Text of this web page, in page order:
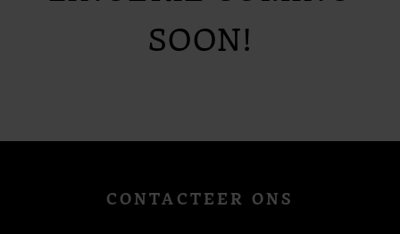
SOON!
CONTACTEER ONS